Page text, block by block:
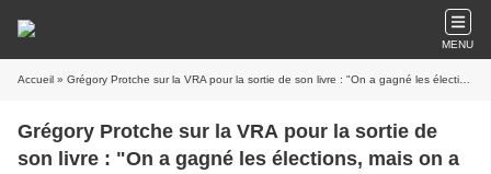
MENU
Accueil » Grégory Protche sur la VRA pour la sortie de son livre : "On a gagné les élections, mais on a perdu la guerre" - Partie 3 : La propagande des médias occidentaux
Grégory Protche sur la VRA pour la sortie de
son livre : "On a gagné les élections, mais on a